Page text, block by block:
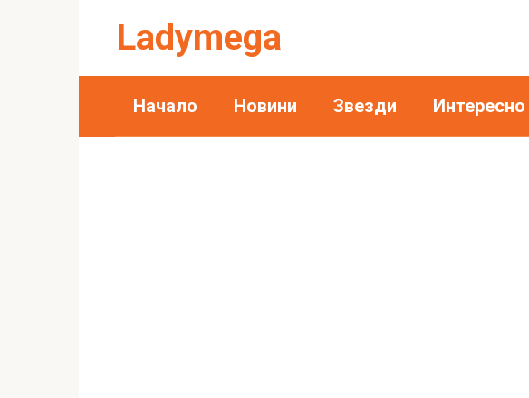
Ladymega
Начало Новини Звезди Интересно